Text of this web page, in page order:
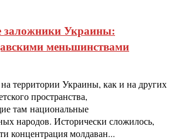
заложники Украины:
меньшинствами
территории Украины, как и на других
пространства,
там национальные
народов. Исторически сложилось,
концентрация молдаван...